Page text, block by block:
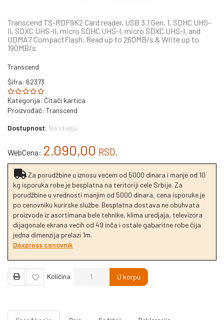
Transcend TS-RDF9K2 Card reader, USB 3.1 Gen. 1, SDHC UHS-
II, SDXC UHS-II, micro SDHC UHS-I, micro SDXC UHS-I, and
UDMA7 CompactFlash, Read up to 260MB/s & Write up to
190MB/s
Transcend
Šifra: 62373
Kategorija: Čitači kartica
Proizvođač: Transcend
Dostupnost: Na stanju
WebCena: 2.090,00 RSD.
Za porudžbine u iznosu većem od 5000 dinara i manje od 10
kg isporuka robe je besplatna na teritoriji cele Srbije. Za
porudžbine u vrednosti manjim od 5000 dinara, cena isporuke je
po cenovniku kurirske službe. Besplatna dostava ne obuhvata
proizvode iz asortimana bele tehnike, klima uredjaja, televizora
dijagonale ekrana većih od 49 inča i ostale gabaritne robe čija
jedna dimenzija prelazi 1m.
Dexpress cenovnik
Količina U korpu